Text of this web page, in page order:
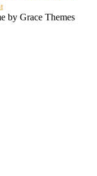
by Grace Themes